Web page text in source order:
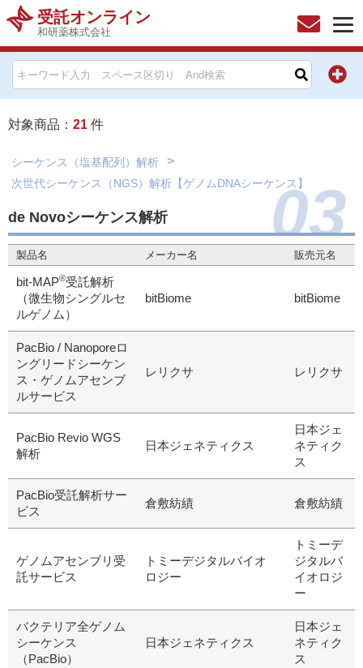
受託オンライン
和研薬株式会社
対象商品： 21 件
シーケンス（塩基配列）解析
次世代シーケンス（NGS）解析【ゲノムDNAシーケンス】
de Novoシーケンス解析 03
製品名 メーカー名 販売元名
bit-MAP®受託解析
（微生物シングルセ
ルゲノム）
bitBiome bitBiome
PacBio / Nanoporeロ
ングリードシーケン
ス・ゲノムアセンブ
ルサービス
レリクサ レリクサ
PacBio Revio WGS
解析
日本ジェネティクス
日本ジェ
ネティク
ス
PacBio受託解析サー
ビス
倉敷紡績 倉敷紡績
ゲノムアセンブリ受
託サービス
トミーデジタルバイオ
ロジー
トミーデ
ジタルバ
イオロジ
ー
バクテリア全ゲノム
シーケンス
（PacBio）
日本ジェネティクス
日本ジェ
ネティク
ス
HOME
キャンペーン情報一覧
製品カテゴリー一覧
メーカー別索引
販売元別索引
ご利用ガイド
実験フローガイド